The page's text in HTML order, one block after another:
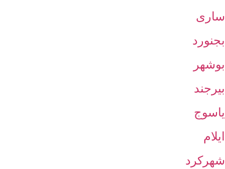
ساری
بجنورد
بوشهر
بیرجند
یاسوج
ایلام
شهرکرد